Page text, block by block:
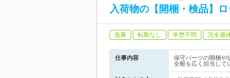
入荷物の【開梱・検品】
急募 転勤なし 学歴不問 完全週
仕事内容
保守パーツの開梱や
全般を広く担当して